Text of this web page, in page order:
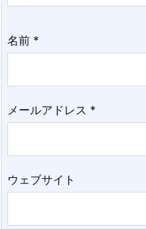
名前 *
メールアドレス *
ウェブサイト